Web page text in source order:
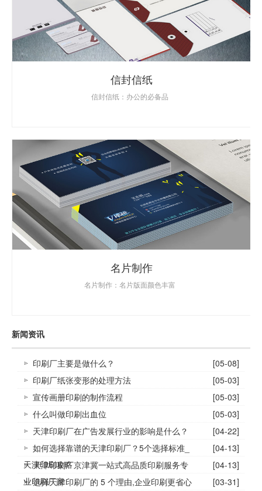
信封信纸
信封信纸：办公的必备品
名片制作
名片制作：名片版面颜色丰富
新闻资讯
印刷厂主要是做什么？
[05-08]
印刷厂纸张变形的处理方法
[05-03]
宣传画册印刷的制作流程
[05-03]
什么叫做印刷出血位
[05-03]
天津印刷厂在广告发展行业的影响是什么？
[04-22]
如何选择靠谱的天津印刷厂？5个选择标准_
天津印刷攻略
[04-13]
天津印刷厂京津冀一站式高品质印刷服务专
业印刷厂家
[04-13]
选择天津印刷厂的 5 个理由,企业印刷更省心
[03-31]